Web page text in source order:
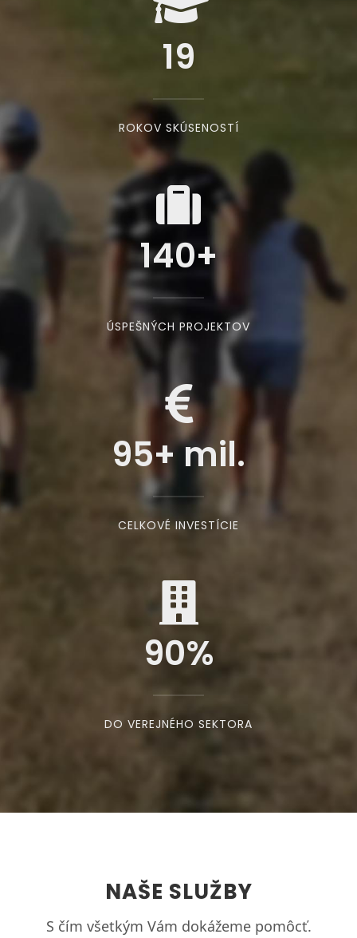
19
ROKOV SKÚSENOSTÍ
140+
ÚSPEŠNÝCH PROJEKTOV
95+ mil.
CELKOVÉ INVESTÍCIE
90%
DO VEREJNÉHO SEKTORA
NAŠE SLUŽBY
S čím všetkým Vám dokážeme pomôcť.